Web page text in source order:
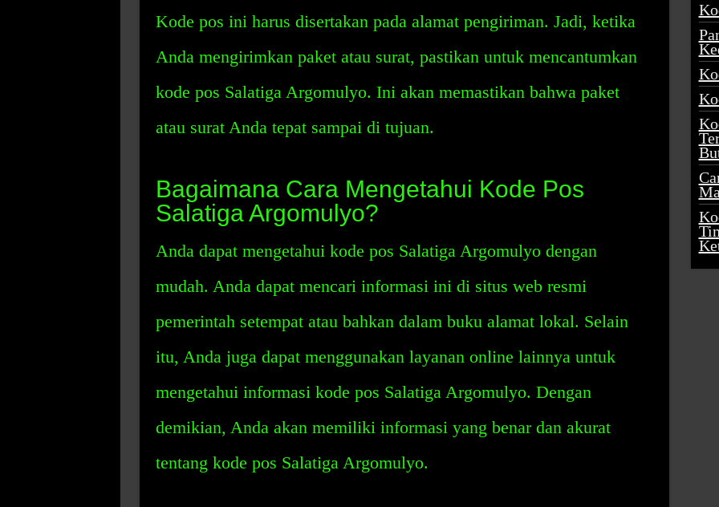
Kode pos ini harus disertakan pada alamat pengiriman. Jadi, ketika
Anda mengirimkan paket atau surat, pastikan untuk mencantumkan
kode pos Salatiga Argomulyo. Ini akan memastikan bahwa paket
atau surat Anda tepat sampai di tujuan.
Bagaimana Cara Mengetahui Kode Pos
Salatiga Argomulyo?
Anda dapat mengetahui kode pos Salatiga Argomulyo dengan
mudah. Anda dapat mencari informasi ini di situs web resmi
pemerintah setempat atau bahkan dalam buku alamat lokal. Selain
itu, Anda juga dapat menggunakan layanan online lainnya untuk
mengetahui informasi kode pos Salatiga Argomulyo. Dengan
demikian, Anda akan memiliki informasi yang benar dan akurat
tentang kode pos Salatiga Argomulyo.